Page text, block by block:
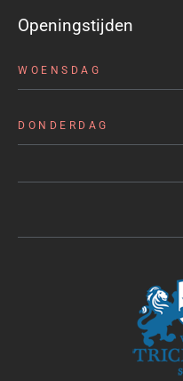
Openingstijden
WOENSDAG
DONDERDAG